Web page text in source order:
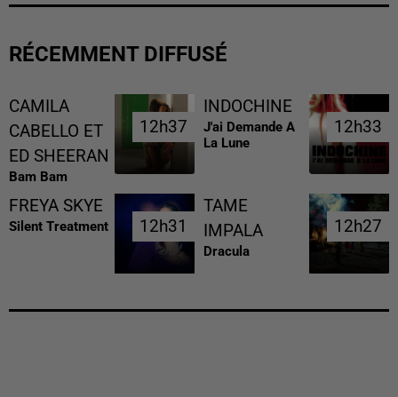
RÉCEMMENT DIFFUSÉ
CAMILA
CABELLO ET
ED SHEERAN
Bam Bam
12h37
12h37
INDOCHINE
J'ai Demande A
La Lune
12h33
12h33
FREYA SKYE
Silent Treatment 12h31
12h31
TAME
IMPALA
Dracula
12h27
12h27